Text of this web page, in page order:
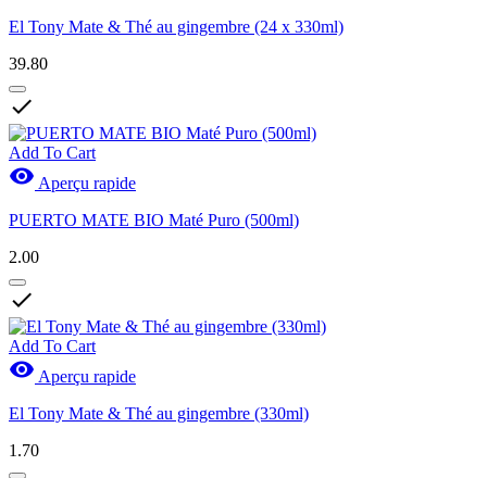
El Tony Mate & Thé au gingembre (24 x 330ml)
39.80

Add To Cart
 Aperçu rapide
PUERTO MATE BIO Maté Puro (500ml)
2.00

Add To Cart
 Aperçu rapide
El Tony Mate & Thé au gingembre (330ml)
1.70